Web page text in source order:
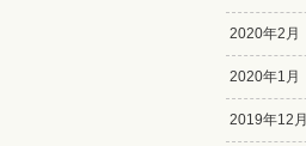
2020年2月
2020年1月
2019年12月